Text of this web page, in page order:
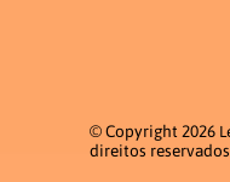
© Copyright 2026
direitos